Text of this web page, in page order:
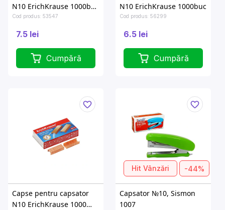
N10 ErichKrause 1000buc
colorate
Cod produs: 53547
7.5 lei
Cumpără
N10 ErichKrause 1000buc
Cod produs: 56299
6.5 lei
Cumpără
Capse pentru capsator
N10 ErichKrause 1000
Hit Vânzări -44%
Capsator №10, Sismon
1007